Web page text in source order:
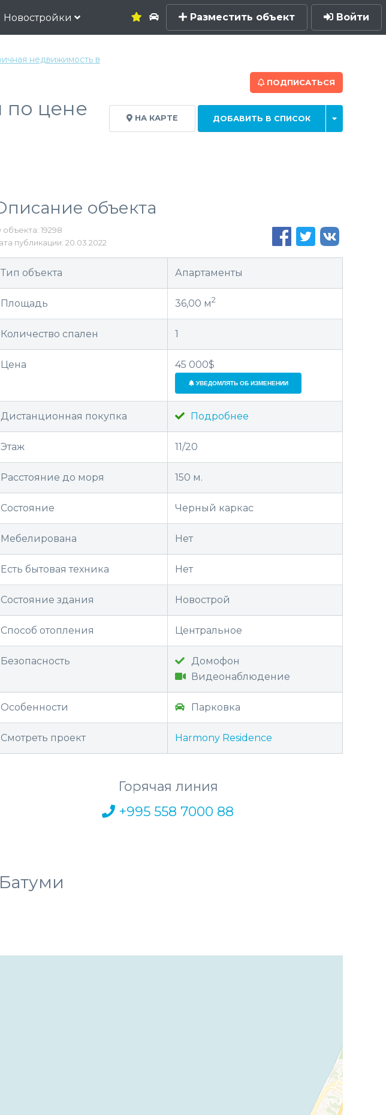
Новостройки Разместить объект Войти
недвижимость в
ПОДПИСАТЬСЯ
НА КАРТЕ ДОБАВИТЬ В СПИСОК
по цене
объекта
объекта: 19298
публикации: 20.03.2022
Тип объекта Апартаменты
Площадь 36,00 м2
Количество спален 1
Цена 45 000$
УВЕДОМЛЯТЬ ОБ ИЗМЕНЕНИИ
Дистанционная покупка Подробнее
Этаж 11/20
Расстояние до моря 150 м.
Состояние Черный каркас
Мебелирована Нет
Есть бытовая техника Нет
Состояние здания Новострой
Способ отопления Центральное
Безопасность
Домофон
Видеонаблюдение
Особенности Парковка
Смотреть проект Harmony Residence
Горячая линия
+995 558 7000 88